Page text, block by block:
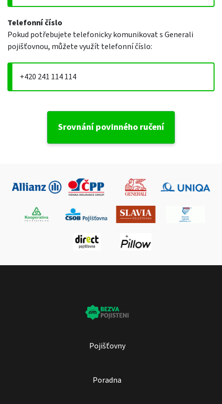
Telefonní číslo
Pokud potřebujete telefonicky komunikovat s Generali
pojišťovnou, můžete využít telefonní číslo:
+420 241 114 114
Srovnání povinného ručení
Pojišťovny
Poradna